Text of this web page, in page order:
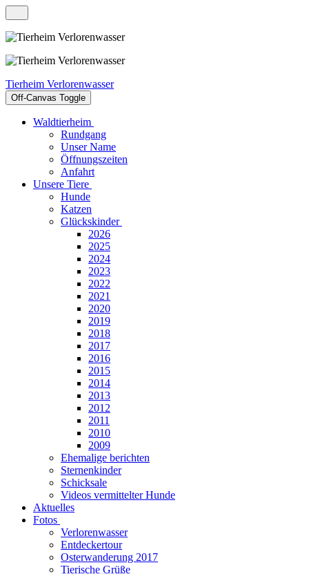
Tierheim Verlorenwasser
Off-Canvas Toggle
Waldtierheim
Rundgang
Unser Name
Öffnungszeiten
Anfahrt
Unsere Tiere
Hunde
Katzen
Glückskinder
2026
2025
2024
2023
2022
2021
2020
2019
2018
2017
2016
2015
2014
2013
2012
2011
2010
2009
Ehemalige berichten
Sternenkinder
Schicksale
Videos vermittelter Hunde
Aktuelles
Fotos
Verlorenwasser
Entdeckertour
Osterwanderung 2017
Tierische Grüße